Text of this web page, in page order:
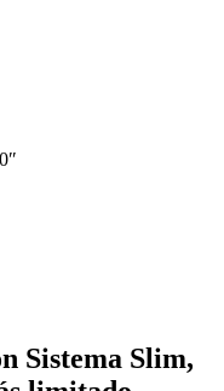
Sistema Slim,